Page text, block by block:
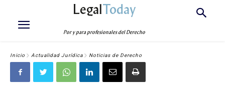
LegalToday
Por y para profesionales del Derecho
Inicio Actualidad Jurídica Noticias de Derecho